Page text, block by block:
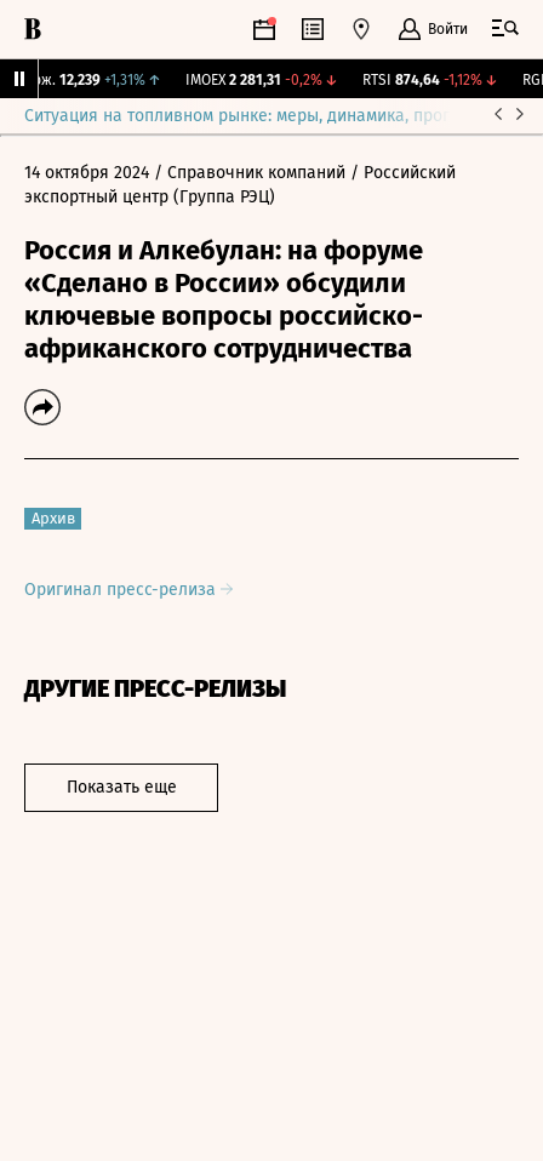
Войти
Бирж. 12,239 +1,31% ↑ IMOEX 2 281,31 -0,2%↓ RTSI 874,64 -1,12%↓ RGBI
Ситуация на топливном рынке: меры, динамика, прогнозы
14 октября 2024 / Справочник компаний / Российский
экспортный центр (Группа РЭЦ)
Россия и Алкебулан: на форуме
«Сделано в России» обсудили
ключевые вопросы российско-
африканского сотрудничества
Архив
Оригинал пресс-релиза
ДРУГИЕ ПРЕСС-РЕЛИЗЫ
Показать еще